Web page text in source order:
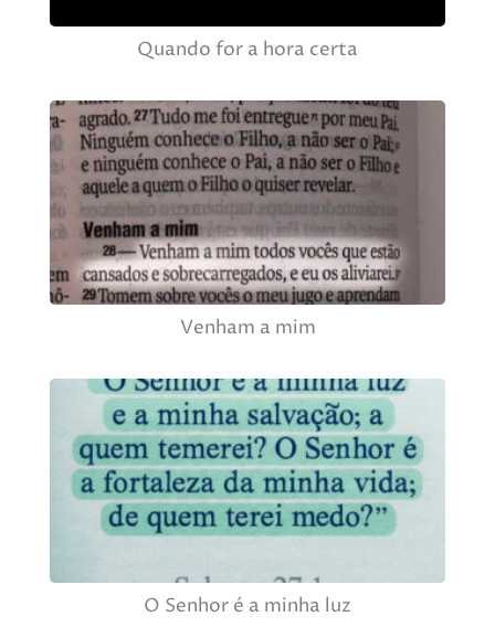
Quando for a hora certa
Venham a mim
O Senhor é a minha luz